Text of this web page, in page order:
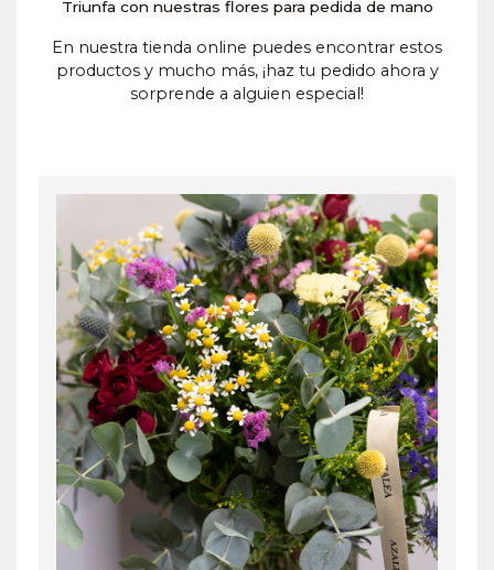
Triunfa con nuestras flores para pedida de mano
En nuestra tienda online puedes encontrar estos
productos y mucho más, ¡haz tu pedido ahora y
sorprende a alguien especial!